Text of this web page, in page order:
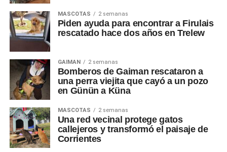
MASCOTAS 2 semanas
Piden ayuda para encontrar a Firulais
rescatado hace dos años en Trelew
GAIMAN 2 semanas
Bomberos de Gaiman rescataron a
una perra viejita que cayó a un pozo
en Günün a Küna
MASCOTAS 2 semanas
Una red vecinal protege gatos
callejeros y transformó el paisaje de
Corrientes